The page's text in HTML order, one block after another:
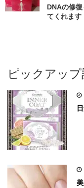
DNAの修復
てくれます
ピックアップ